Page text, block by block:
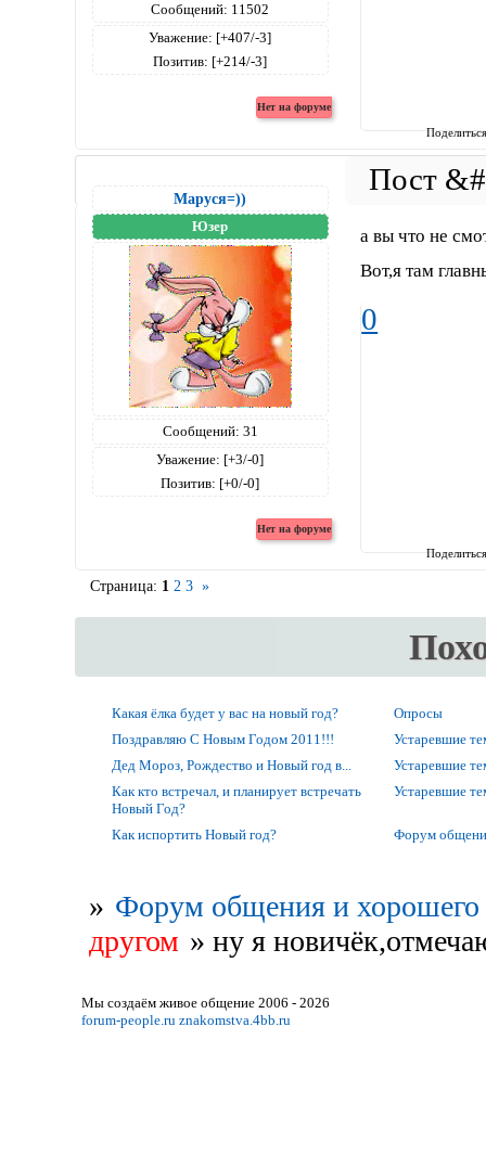
Сообщений: 11502
Уважение: [+407/-3]
Позитив: [+214/-3]
Маруся=))
Юзер
Сообщений: 31
Уважение: [+3/-0]
Позитив: [+0/-0]
а вы что не
Вот,я там
0
Страница: 1 2 3 »
Какая ёлка будет у вас на новый год?
Опросы
Поздравляю С Новым Годом 2011!!!
Устаревшие
Дед Мороз, Рождество и Новый год в...
Устаревшие
Как кто встречал, и планирует встречать
Новый Год?
Устаревшие
Как испортить Новый год? Форум
» Форум общения и хорошего
другом » ну я
Мы создаём живое общение 2006 - 2026
forum-people.ru znakomstva.4bb.ru